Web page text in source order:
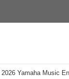
2026 Yamaha Music